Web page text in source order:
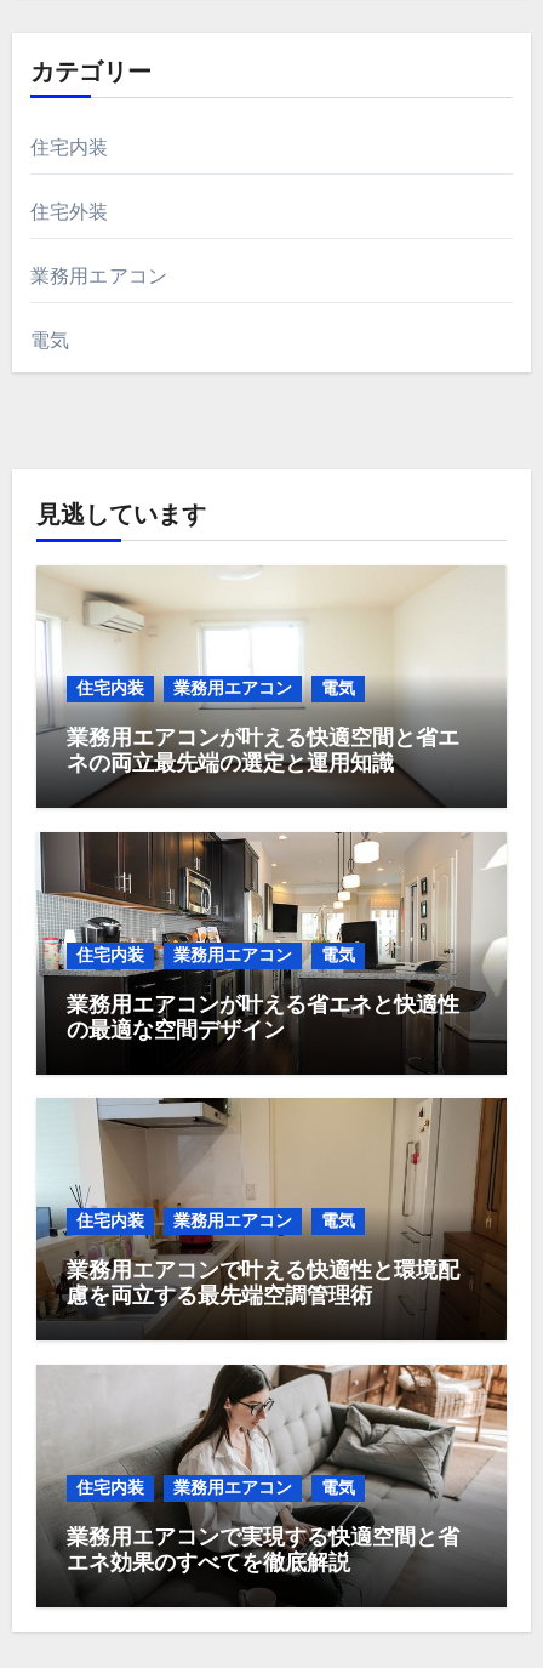
カテゴリー
住宅内装
住宅外装
業務用エアコン
電気
見逃しています
住宅内装 業務用エアコン 電気
業務用エアコンが叶える快適空間と省エ
ネの両立最先端の選定と運用知識
住宅内装 業務用エアコン 電気
業務用エアコンが叶える省エネと快適性
の最適な空間デザイン
住宅内装 業務用エアコン 電気
業務用エアコンで叶える快適性と環境配
慮を両立する最先端空調管理術
住宅内装 業務用エアコン 電気
業務用エアコンで実現する快適空間と省
エネ効果のすべてを徹底解説